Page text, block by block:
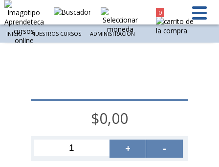
0
INICIO NUESTROS CURSOS ADMINISTRACIÓN
$0,00
+ -